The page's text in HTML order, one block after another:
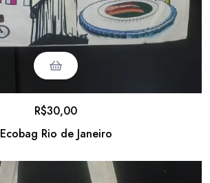
Ecobag Rio de Janeiro
R$30,00